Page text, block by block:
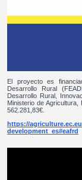
El proyecto es
Desarrollo Rural
Desarrollo Rural,
Ministerio de
562.281,83€.
https://
development_es#eafrd